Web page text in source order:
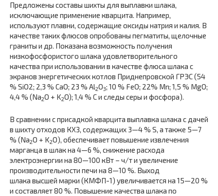
Предложены составы шихты для выплавки шлака,
исключающие применение кварцита. Например,
используют плавни, содержащие оксиды натрия и калия. В
качестве таких флюсов опробованы пегматиты, щелочные
граниты и др. Показана возможность получения
низкофосфористого шлака удовлетворительного
качества при использовании в качестве флюса шлака с
экранов энергетических котлов Приднепровской ГРЭС (54
% SiO2; 2,3 % CaO; 23 % Al2O3; 10 % FeO; 22% Mn; 1,5 % MgO;
4,4 % (Na2O + K2O); 1,4 % С и следы серы и фосфора).
В сравнении с присадкой кварцита выплавка шлака с дачей
в шихту отходов КХЗ, содержащих 3—4 % S, а также 5—7
% (Na2O + K2O), обеспечивает повышение извлечения
марганца в шлак на 4—6 %, снижение расхода
электроэнергии на 80—100 кВт – ч/т и увеличение
производительности печи на 8—10 %. Выход
шлака высшей марки (КМФП-1) увеличивается на 15—20 %
и составляет 80 %. Повышение качества шлака по